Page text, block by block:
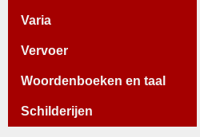
Varia
Vervoer
Woordenboeken en taal
Schilderijen